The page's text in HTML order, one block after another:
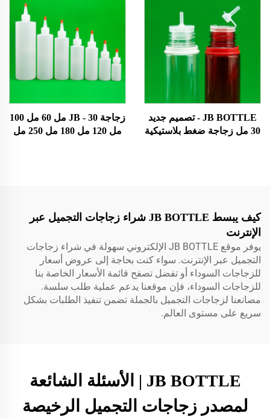
قطرات 0.01 USD منتجات
Topsale
السائل الالكتروني
JB BOTTLE - تصميم جديد
30 مل زجاجة ضغط بلاستيكية
بتصميم جديد
زجاجة JB - 30 مل 60 مل 100
مل 120 مل 180 مل 250 مل
كيف يبسط JB BOTTLE شراء زجاجات التجميل عبر
الإنترنت
يوفر موقع JB BOTTLE الإلكتروني سهولة في شراء زجاجات
التجميل عبر الإنترنت. سواء كنت بحاجة إلى عروض أسعار
للزجاجات السوداء أو تفضل تصفح قائمة الأسعار الخاصة بنا
للزجاجات السوداء، فإن موقعنا يدعم عملية طلب سلسة.
مصانعنا لزجاجات التجميل بالجملة تضمن تنفيذ الطلبات بشكل
سريع على مستوى العالم.
JB BOTTLE | الأسئلة الشائعة
لمصدر زجاجات التجميل الرخيصة